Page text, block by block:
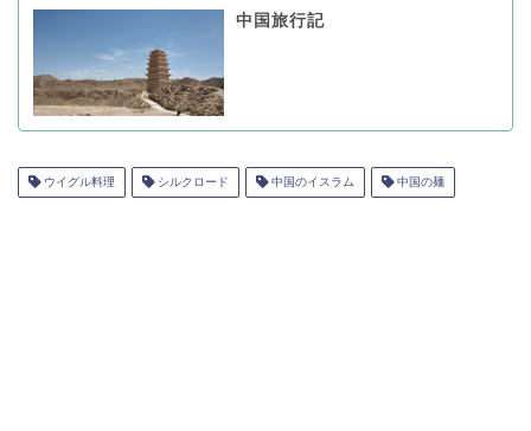
中国旅行記
ウイグル料理 シルクロード 中国のイスラム 中国の麺